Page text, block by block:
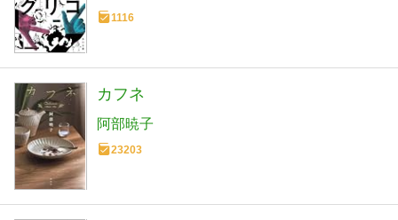
1116
カフネ
阿部暁子
23203